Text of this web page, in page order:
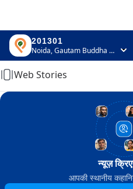
201301
Noida, Gautam Buddha Nagar, Uttar Pradesh
Home
Web Stories
न्यूज़
आपकी स्थानीय